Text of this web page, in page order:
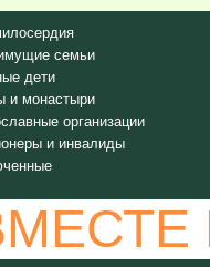
семьи
дети
и монастыри
организации
и инвалиды